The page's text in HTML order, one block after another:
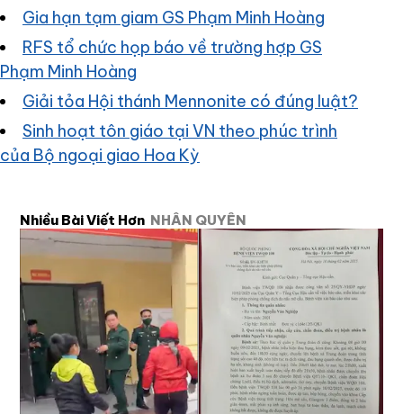
Gia hạn tạm giam GS Phạm Minh Hoàng
RFS tổ chức họp báo về trường hợp GS
Phạm Minh Hoàng
Giải tỏa Hội thánh Mennonite có đúng luật?
Sinh hoạt tôn giáo tại VN theo phúc trình
của Bộ ngoại giao Hoa Kỳ
Nhiều Bài Viết Hơn NHÂN QUYỀN